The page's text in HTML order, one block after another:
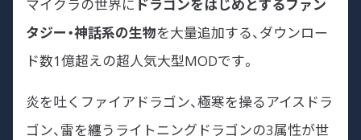
マイクラの世界に ドラゴンをはじめとするファン
タジー・神話系の生物を大量追加する、ダウンロー
ド数1億超えの超人気大型MODです。
炎を吐くファイアドラゴン、極寒を操るアイスドラ
ゴン、雷を纏うライトニングドラゴンの3属性が世